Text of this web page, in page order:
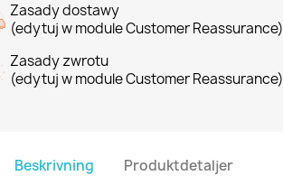
Zasady dostawy
(edytuj w module Customer Reassurance)
Zasady zwrotu
(edytuj w module Customer Reassurance)
Beskrivning Produktdetaljer